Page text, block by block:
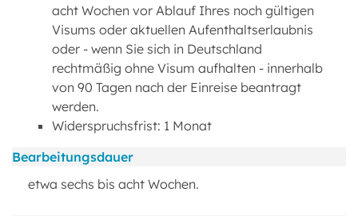
acht Wochen vor Ablauf Ihres noch gültigen
Visums oder aktuellen Aufenthaltserlaubnis
oder - wenn Sie sich in Deutschland
rechtmäßig ohne Visum aufhalten - innerhalb
von 90 Tagen nach der Einreise beantragt
werden.
Widerspruchsfrist: 1 Monat
Bearbeitungsdauer
etwa sechs bis acht Wochen.